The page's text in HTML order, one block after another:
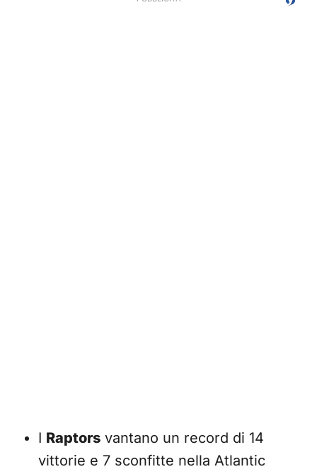
I Raptors vantano un record di 14
vittorie e 7 sconfitte nella Atlantic